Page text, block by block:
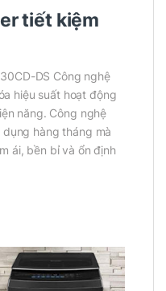
tiết kiệm
DS Công nghệ
hiệu suất hoạt động
năng. Công nghệ
hàng tháng mà
ái, bền bỉ và ổn định